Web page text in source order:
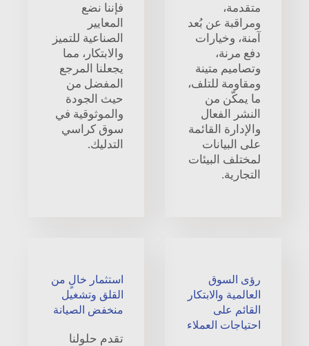
متقدمة،
ومراقبة عن بُعد
آمنة، وخيارات
دفع مرنة،
وتصاميم متينة
ومقاومة للتلف،
ما يمكّن من
النشر الفعال
والإدارة القائمة
على البيانات
لمختلف البيئات
التجارية.
فإننا نضع
المعايير
الصناعية للتميز
والابتكار، مما
يجعلنا المرجع
المفضل من
حيث الجودة
والموثوقية في
سوق كراسي
التدليك.
رؤى السوق
العالمية والابتكار
القائم على
احتياجات العملاء
استثمار خالٍ من
القلق وتشغيل
منخفض الصيانة
تقدم حلولنا